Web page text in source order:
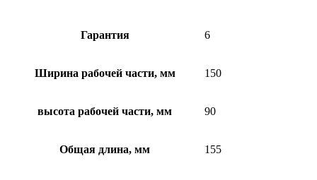
Гарантия 6
Ширина рабочей части, мм 150
высота рабочей части, мм 90
Общая длина, мм 155